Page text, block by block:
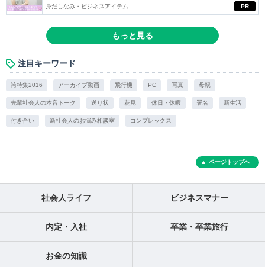
PR
身だしなみ・ビジネスアイテム
もっと見る
注目キーワード
袴特集2016 アーカイブ動画 飛行機 PC 写真 母親
先輩社会人の本音トーク 送り状 花見 休日・休暇 署名 新生活
付き合い 新社会人のお悩み相談室 コンプレックス
ページトップへ
社会人ライフ ビジネスマナー
内定・入社 卒業・卒業旅行
お金の知識